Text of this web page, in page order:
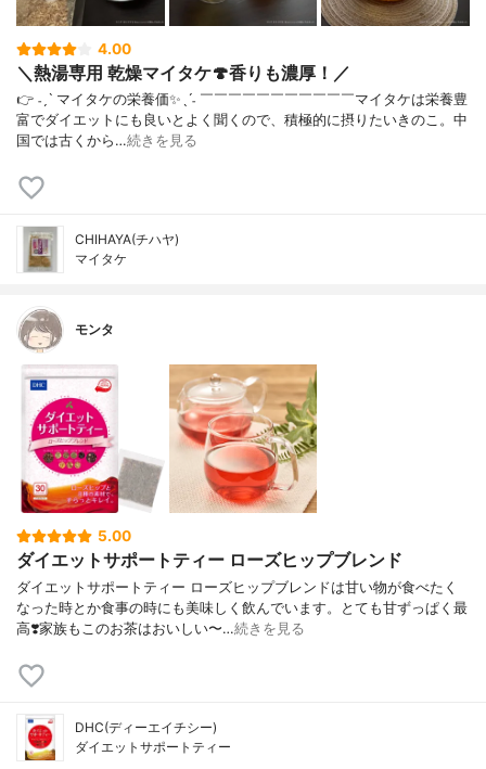
4.00
＼熱湯専用 乾燥マイタケ🍄香りも濃厚！／
👉 ˗ˏˋ マイタケの栄養価✨ˎˊ˗ ￣￣￣￣￣￣￣￣￣￣￣⁡マイタケは栄養豊
富でダイエットにも良いとよく聞くので、積極的に摂りたいきのこ。中
国では古くから…続きを見る
CHIHAYA(チハヤ)
マイタケ
モンタ
5.00
ダイエットサポートティー ローズヒップブレンド
ダイエットサポートティー ローズヒップブレンドは甘い物が食べたく
なった時とか食事の時にも美味しく飲んでいます。とても甘ずっぱく最
高❣️家族もこのお茶はおいしい〜…続きを見る
DHC(ディーエイチシー)
ダイエットサポートティー